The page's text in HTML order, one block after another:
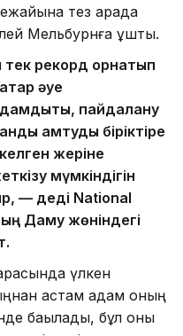
тез арада
Мельбурнға ұшты.
рекорд орнатып
әуе
пайдалану
қамтуды біріктіре
жеріне
мүмкіндігін
— деді National
Даму жөніндегі
үлкен
астам адам оның
бақылады, бұл оны